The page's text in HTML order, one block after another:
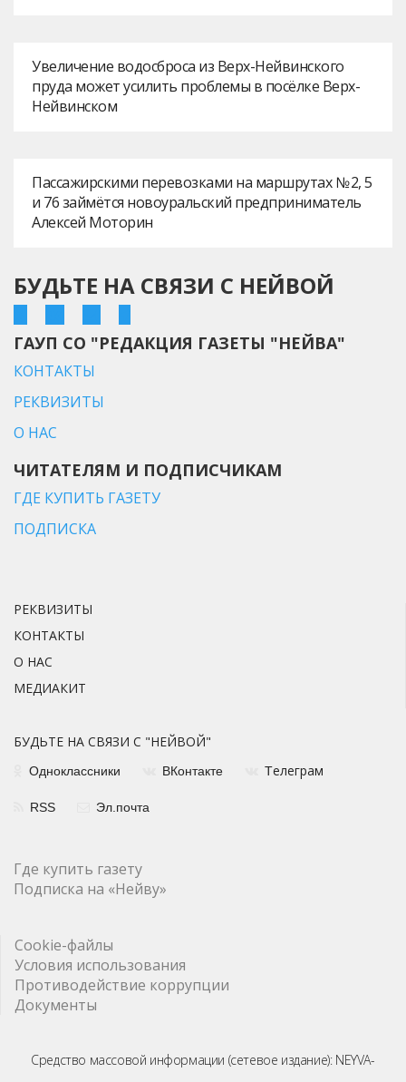
Увеличение водосброса из Верх-Нейвинского
пруда может усилить проблемы в посёлке Верх-
Нейвинском
Пассажирскими перевозками на маршрутах № 2, 5
и 76 займётся новоуральский предприниматель
Алексей Моторин
БУДЬТЕ НА СВЯЗИ С НЕЙВОЙ
ГАУП СО "РЕДАКЦИЯ ГАЗЕТЫ "НЕЙВА"
КОНТАКТЫ
РЕКВИЗИТЫ
О НАС
ЧИТАТЕЛЯМ И ПОДПИСЧИКАМ
ГДЕ КУПИТЬ ГАЗЕТУ
ПОДПИСКА
РЕКВИЗИТЫ
КОНТАКТЫ
О НАС
МЕДИАКИТ
БУДЬТЕ НА СВЯЗИ С "НЕЙВОЙ"
Одноклассники ВКонтакте Телеграм
RSS Эл.почта
Где купить газету
Подписка на «Нейву»
Cookie-файлы
Условия использования
Противодействие коррупции
Документы
Средство массовой информации (сетевое издание): NEYVA-